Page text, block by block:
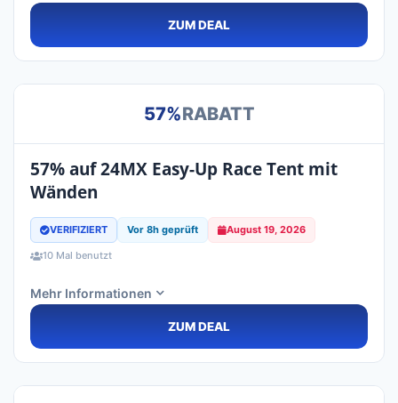
ZUM DEAL
57%RABATT
57% auf 24MX Easy-Up Race Tent mit
Wänden
VERIFIZIERT Vor 8h geprüft August 19, 2026
10 Mal benutzt
Mehr Informationen
ZUM DEAL